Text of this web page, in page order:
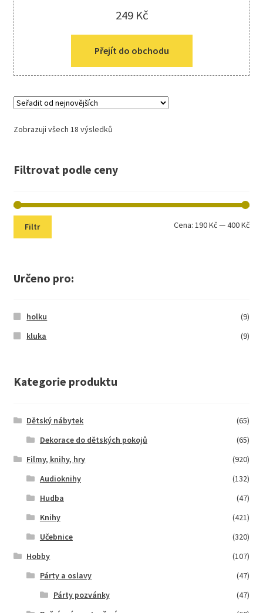
249 Kč
Přejít do obchodu
Zobrazuji všech 18 výsledků
Filtrovat podle ceny
Filtr Cena: 190 Kč—400 Kč
Určeno pro:
holku
(9)
kluka
(9)
Kategorie produktu
Dětský nábytek
(65)
Dekorace do dětských pokojů
(65)
Filmy, knihy, hry
(920)
Audioknihy
(132)
Hudba
(47)
Knihy
(421)
Učebnice
(320)
Hobby
(107)
Párty a oslavy
(47)
Párty pozvánky
(47)